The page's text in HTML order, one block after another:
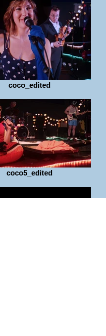
coco_edited
coco5_edited